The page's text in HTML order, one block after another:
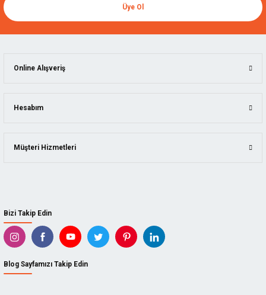
Üye Ol
Bizi Takip Edin
Blog Sayfamızı Takip Edin
Online Alışveriş
Hesabım
Müşteri Hizmetleri